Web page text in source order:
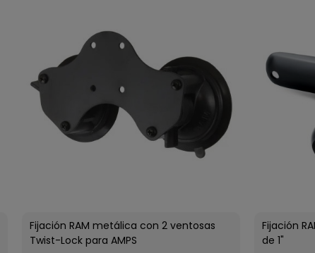
Fijación RAM metálica con 2 ventosas
Twist-Lock para AMPS
Fijación
de 1"